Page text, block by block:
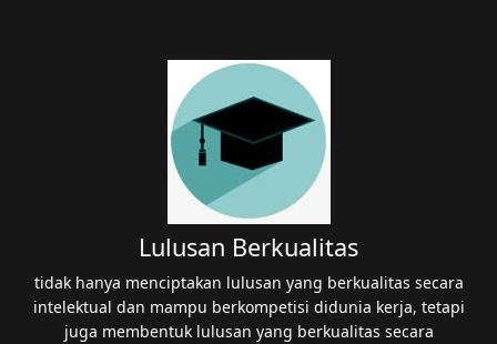
Lulusan Berkualitas
tidak hanya menciptakan lulusan yang berkualitas secara
intelektual dan mampu berkompetisi didunia kerja, tetapi
juga membentuk lulusan yang berkualitas secara